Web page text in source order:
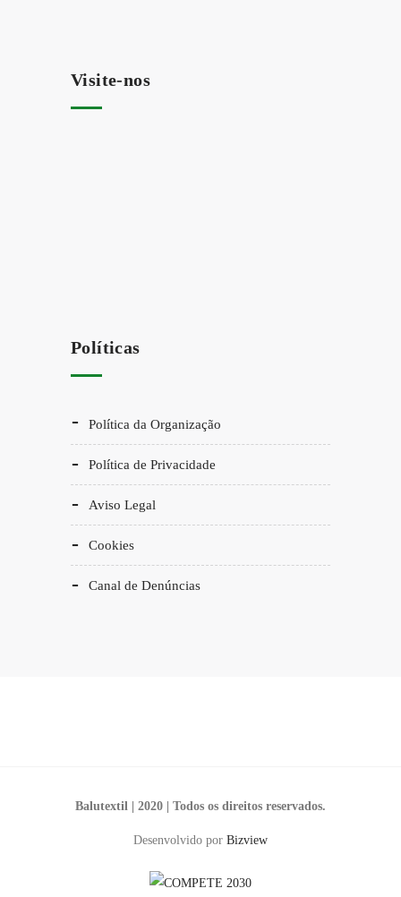
Visite-nos
Políticas
Política da Organização
Política de Privacidade
Aviso Legal
Cookies
Canal de Denúncias
Balutextil | 2020 | Todos os direitos reservados.
Desenvolvido por Bizview